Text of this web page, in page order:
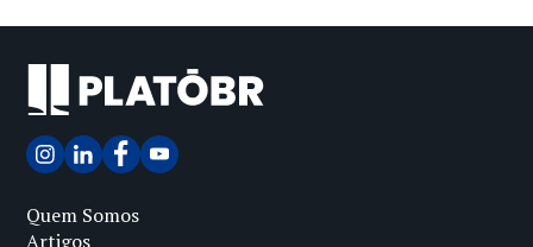
Quem Somos
Artigos